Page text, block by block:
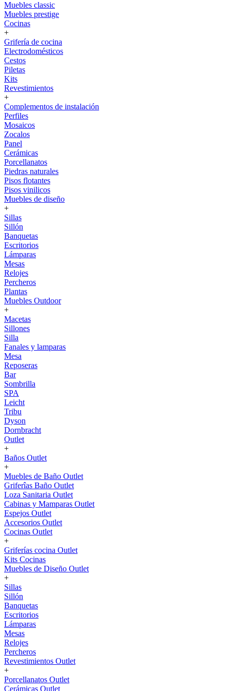
Muebles classic
Muebles prestige
Cocinas
+
Grifería de cocina
Electrodomésticos
Cestos
Piletas
Kits
Revestimientos
+
Complementos de instalación
Perfiles
Mosaicos
Zocalos
Panel
Cerámicas
Porcellanatos
Piedras naturales
Pisos flotantes
Pisos vinilicos
Muebles de diseño
+
Sillas
Sillón
Banquetas
Escritorios
Lámparas
Mesas
Relojes
Percheros
Plantas
Muebles Outdoor
+
Macetas
Sillones
Silla
Fanales y lamparas
Mesa
Reposeras
Bar
Sombrilla
SPA
Leicht
Tribu
Dyson
Dornbracht
Outlet
+
Baños Outlet
+
Muebles de Baño Outlet
Griferîas Baño Outlet
Loza Sanitaria Outlet
Cabinas y Mamparas Outlet
Espejos Outlet
Accesorios Outlet
Cocinas Outlet
+
Griferías cocina Outlet
Kits Cocinas
Muebles de Diseño Outlet
+
Sillas
Sillón
Banquetas
Escritorios
Lámparas
Mesas
Relojes
Percheros
Revestimientos Outlet
+
Porcellanatos Outlet
Cerámicas Outlet